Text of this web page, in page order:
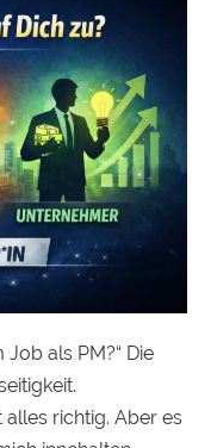
Job als PM?“ Die
alles richtig. Aber es